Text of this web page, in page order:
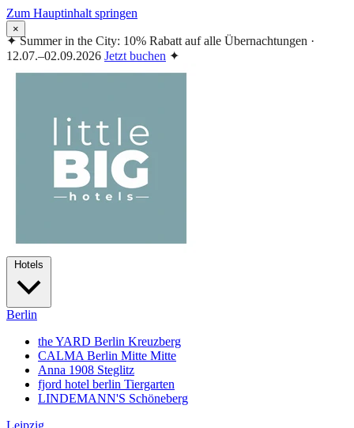
Zum Hauptinhalt springen
✦Summer in the City: 10% Rabatt auf alle Übernachtungen ·
12.07.–02.09.2026 Jetzt buchen ✦
×
Berlin
the YARD Berlin Kreuzberg
CALMA Berlin Mitte Mitte
Anna 1908 Steglitz
fjord hotel berlin Tiergarten
LINDEMANN'S Schöneberg
Leipzig